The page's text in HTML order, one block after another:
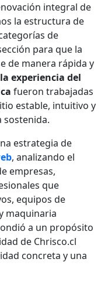
integral de
la estructura de
de
para que la
de manera rápida y
experiencia del
fueron trabajadas
estable, intuitivo y
sostenida.
estrategia de
, analizando el
empresas,
que
equipos de
maquinaria
a un propósito
de Chrisco.cl
concreta y una